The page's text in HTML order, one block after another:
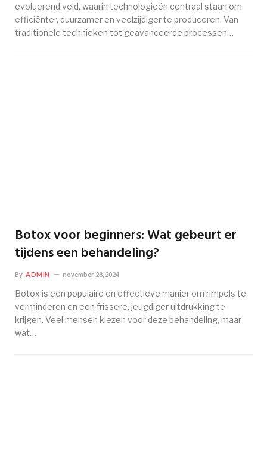
evoluerend veld, waarin technologieën centraal staan om
efficiënter, duurzamer en veelzijdiger te produceren. Van
traditionele technieken tot geavanceerde processen…
Botox voor beginners: Wat gebeurt er
tijdens een behandeling?
By ADMIN november 28, 2024
Botox is een populaire en effectieve manier om rimpels te
verminderen en een frissere, jeugdiger uitdrukking te
krijgen. Veel mensen kiezen voor deze behandeling, maar
wat…